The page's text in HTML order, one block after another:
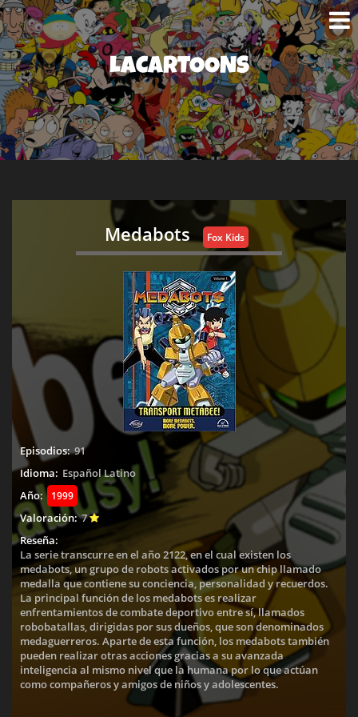
LACARTOONS
Medabots Fox Kids
Episodios: 91
Idioma: Español Latino
Año:
1999
Valoración: 7
Reseña:
La serie transcurre en el año 2122, en el cual existen los
medabots, un grupo de robots activados por un chip llamado
medalla que contiene su conciencia, personalidad y recuerdos.
La principal función de los medabots es realizar
enfrentamientos de combate deportivo entre sí, llamados
robobatallas, dirigidas por sus dueños, que son denominados
medaguerreros. Aparte de esta función, los medabots también
pueden realizar otras acciones gracias a su avanzada
inteligencia al mismo nivel que la humana por lo que actúan
como compañeros y amigos de niños y adolescentes.